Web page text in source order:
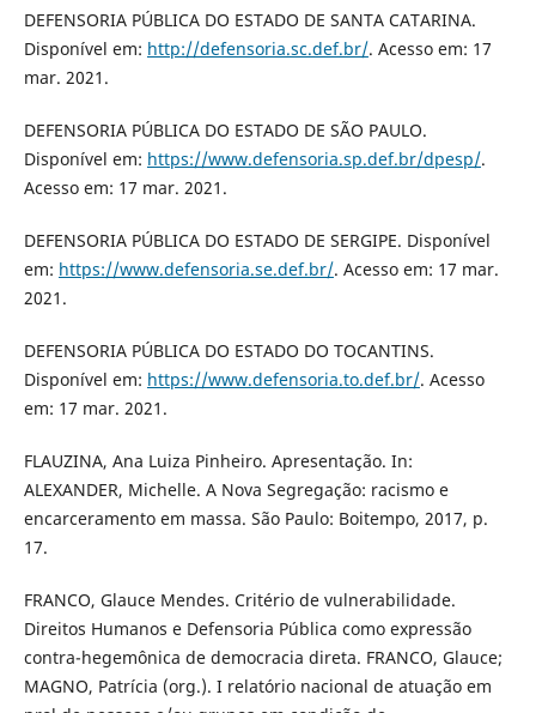
DEFENSORIA PÚBLICA DO ESTADO DE SANTA CATARINA.
Disponível em: http://defensoria.sc.def.br/. Acesso em: 17
mar. 2021.
DEFENSORIA PÚBLICA DO ESTADO DE SÃO PAULO.
Disponível em: https://www.defensoria.sp.def.br/dpesp/.
Acesso em: 17 mar. 2021.
DEFENSORIA PÚBLICA DO ESTADO DE SERGIPE. Disponível
em: https://www.defensoria.se.def.br/. Acesso em: 17 mar.
2021.
DEFENSORIA PÚBLICA DO ESTADO DO TOCANTINS.
Disponível em: https://www.defensoria.to.def.br/. Acesso
em: 17 mar. 2021.
FLAUZINA, Ana Luiza Pinheiro. Apresentação. In:
ALEXANDER, Michelle. A Nova Segregação: racismo e
encarceramento em massa. São Paulo: Boitempo, 2017, p.
17.
FRANCO, Glauce Mendes. Critério de vulnerabilidade.
Direitos Humanos e Defensoria Pública como expressão
contra-hegemônica de democracia direta. FRANCO, Glauce;
MAGNO, Patrícia (org.). I relatório nacional de atuação em